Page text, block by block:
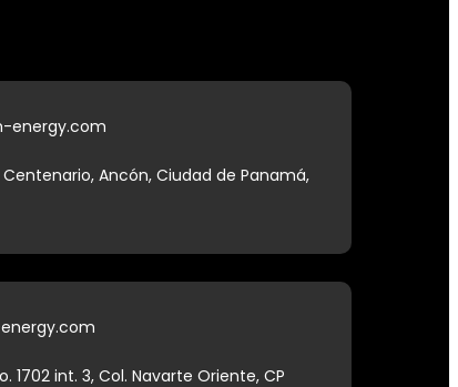
energy.com
Centenario, Ancón, Ciudad de Panamá,
1702 int. 3, Col. Navarte Oriente, CP